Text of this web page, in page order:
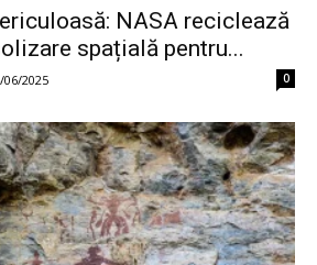
NASA reciclează
spațială pentru...
06/2025 0